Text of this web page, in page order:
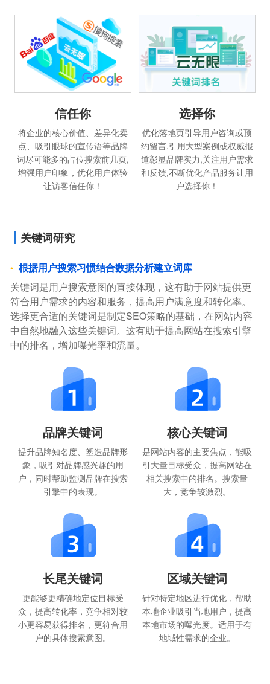
信任你
将企业的核心价值、差异化卖
点、吸引眼球的宣传语等品牌
词尽可能多的占位搜索前几页,
增强用户印象，优化用户体验
让访客信任你！
选择你
优化落地页引导用户咨询或预
约留言,引用大型案例或权威报
道彰显品牌实力,关注用户需求
和反馈,不断优化产品服务让用
户选择你！
关键词研究
根据用户搜索习惯结合数据分析建立词库
关键词是用户搜索意图的直接体现，这有助于网站提供更
符合用户需求的内容和服务，提高用户满意度和转化率。
选择更合适的关键词是制定SEO策略的基础，在网站内容
中自然地融入这些关键词。这有助于提高网站在搜索引擎
中的排名，增加曝光率和流量。
品牌关键词
提升品牌知名度、塑造品牌形
象，吸引对品牌感兴趣的用
户，同时帮助监测品牌在搜索
引擎中的表现。
核心关键词
是网站内容的主要焦点，能吸
引大量目标受众，提高网站在
相关搜索中的排名。搜索量
大，竞争较激烈。
长尾关键词
更能够更精确地定位目标受
众，提高转化率，竞争相对较
小更容易获得排名，更符合用
户的具体搜索意图。
区域关键词
针对特定地区进行优化，帮助
本地企业吸引当地用户，提高
本地市场的曝光度。适用于有
地域性需求的企业。